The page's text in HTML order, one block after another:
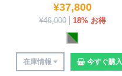
¥37,800
¥46,000 18% お得
在庫情報 今すぐ購入